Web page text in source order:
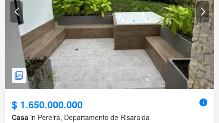
$ 1.650.000.000
Casa in Pereira, Departamento de Risaralda